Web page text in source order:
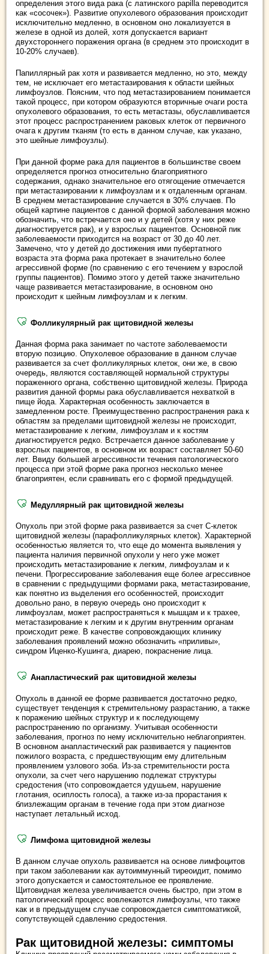
определения этого вида рака (с латинского papilla переводится
как «сосочек»). Развитие опухолевого образования происходит
исключительно медленно, в основном оно локализуется в
железе в одной из долей, хотя допускается вариант
двухстороннего поражения органа (в среднем это происходит в
10-20% случаев).
Папиллярный рак хотя и развивается медленно, но это, между
тем, не исключает его метастазирования к области шейных
лимфоузлов. Поясним, что под метастазированием понимается
такой процесс, при котором образуются вторичные очаги роста
опухолевого образования, то есть метастазы, обуславливается
этот процесс распространением раковых клеток от первичного
очага к другим тканям (то есть в данном случае, как указано,
это шейные лимфоузлы).
При данной форме рака для пациентов в большинстве своем
определяется прогноз относительно благоприятного
содержания, однако значительное его отягощение отмечается
при метастазировании к лимфоузлам и к отдаленным органам.
В среднем метастазирование случается в 30% случаев. По
общей картине пациентов с данной формой заболевания можно
обозначить, что встречается оно и у детей (хотя у них реже
диагностируется рак), и у взрослых пациентов. Основной пик
заболеваемости приходится на возраст от 30 до 40 лет.
Замечено, что у детей до достижения ими пубертатного
возраста эта форма рака протекает в значительно более
агрессивной форме (по сравнению с его течением у взрослой
группы пациентов). Помимо этого у детей также значительно
чаще развивается метастазирование, в основном оно
происходит к шейным лимфоузлам и к легким.
Фолликулярный рак щитовидной железы
Данная форма рака занимает по частоте заболеваемости
вторую позицию. Опухолевое образование в данном случае
развивается за счет фолликулярных клеток, они же, в свою
очередь, являются составляющей нормальной структуры
пораженного органа, собственно щитовидной железы. Природа
развития данной формы рака обуславливается нехваткой в
пище йода. Характерная особенность заключается в
замедленном росте. Преимущественно распространения рака к
областям за пределами щитовидной железы не происходит,
метастазирование к легким, лимфоузлам и к костям
диагностируется редко. Встречается данное заболевание у
взрослых пациентов, в основном их возраст составляет 50-60
лет. Ввиду большей агрессивности течения патологического
процесса при этой форме рака прогноз несколько менее
благоприятен, если сравнивать его с формой предыдущей.
Медуллярный рак щитовидной железы
Опухоль при этой форме рака развивается за счет C-клеток
щитовидной железы (парафолликулярных клеток). Характерной
особенностью является то, что еще до момента выявления у
пациента наличия первичной опухоли у него уже может
происходить метастазирование к легким, лимфоузлам и к
печени. Прогрессирование заболевания еще более агрессивное
в сравнении с предыдущими формами рака, метастазирование,
как понятно из выделения его особенностей, происходит
довольно рано, в первую очередь оно происходит к
лимфоузлам, может распространяться к мышцам и к трахее,
метастазирование к легким и к другим внутренним органам
происходит реже. В качестве сопровождающих клинику
заболевания проявлений можно обозначить «приливы»,
синдром Иценко-Кушинга, диарею, покраснение лица.
Анапластический рак щитовидной железы
Опухоль в данной ее форме развивается достаточно редко,
существует тенденция к стремительному разрастанию, а также
к поражению шейных структур и к последующему
распространению по организму. Учитывая особенности
заболевания, прогноз по нему исключительно неблагоприятен.
В основном анапластический рак развивается у пациентов
пожилого возраста, с предшествующим ему длительным
проявлением узлового зоба. Из-за стремительности роста
опухоли, за счет чего нарушению подлежат структуры
средостения (что сопровождается удушьем, нарушение
глотания, осиплость голоса), а также из-за прорастания к
близлежащим органам в течение года при этом диагнозе
наступает летальный исход.
Лимфома щитовидной железы
В данном случае опухоль развивается на основе лимфоцитов
при таком заболевании как аутоиммунный тиреоидит, помимо
этого допускается и самостоятельное ее проявление.
Щитовидная железа увеличивается очень быстро, при этом в
патологический процесс вовлекаются лимфоузлы, что также
как и в предыдущем случае сопровождается симптоматикой,
сопутствующей сдавлению средостения.
Рак щитовидной железы: симптомы